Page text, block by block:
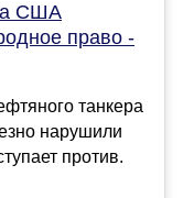
США
право -
танкера
нарушили
против.